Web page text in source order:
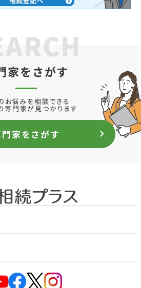
家をさがす
お悩みを相談できる
専門家が見つかります
家をさがす